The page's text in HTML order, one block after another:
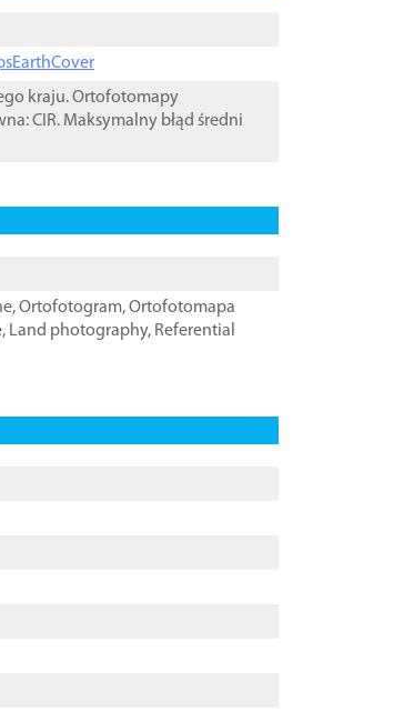
kraju. Ortofotomapy
CIR. Maksymalny błąd średni
,Ortofotogram,Ortofotomapa
, Land photography, Referential